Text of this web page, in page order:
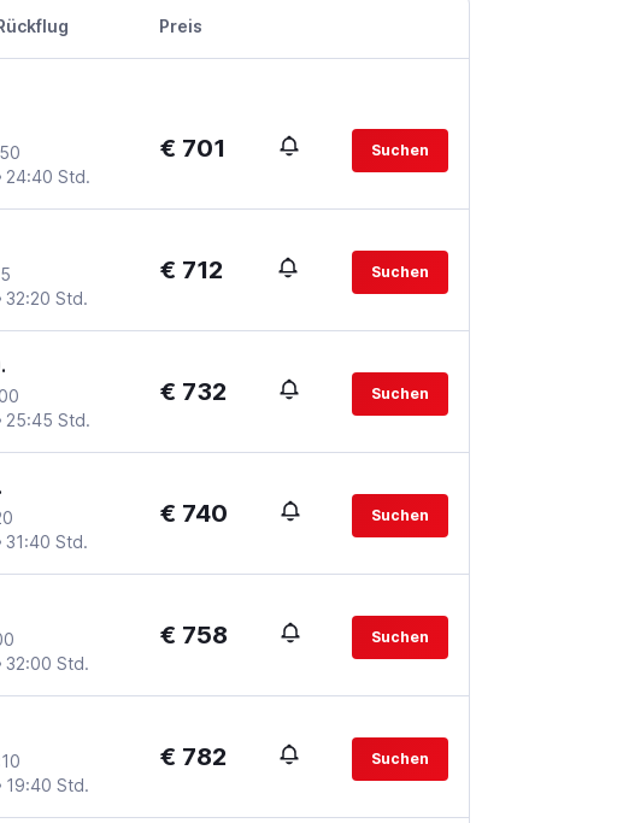
Preis
24:40 Std.
€ 701 Suchen
32:20 Std.
€ 712 Suchen
25:45 Std.
€ 732 Suchen
31:40 Std.
€ 740 Suchen
32:00 Std.
€ 758 Suchen
19:40 Std.
€ 782 Suchen